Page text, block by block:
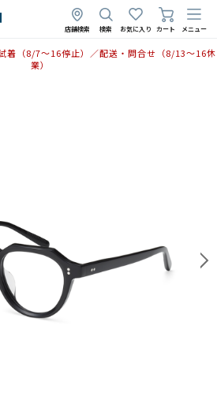
店舗検索 検索 お気に入り カート メニュー
着（8/7〜16停止）／配送・問合せ（8/13〜16休
業）
2025年11月13日